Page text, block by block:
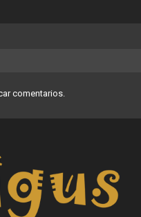
comentarios.